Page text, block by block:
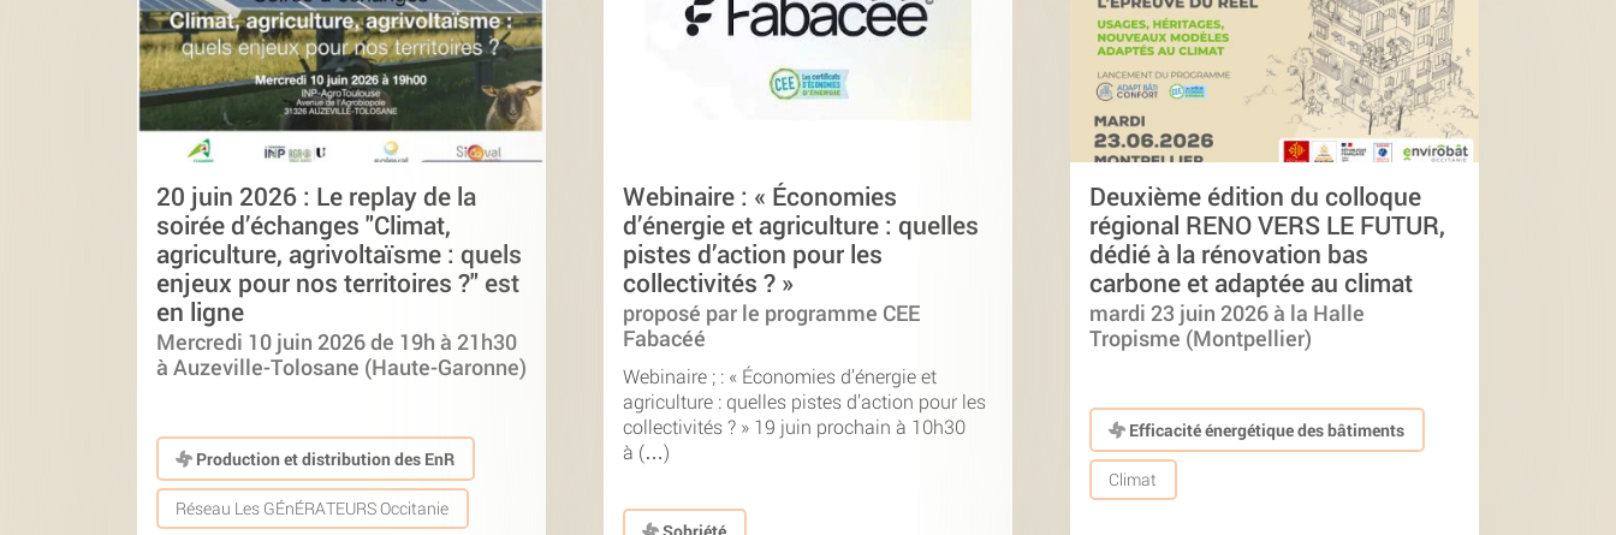
20 juin 2026 : Le replay de la
soirée d’échanges "Climat,
agriculture, agrivoltaïsme : quels
enjeux pour nos territoires ?" est
en ligne
Mercredi 10 juin 2026 de 19h à 21h30
à Auzeville-Tolosane (Haute-Garonne)
Production et distribution des EnR
Réseau Les GÉnÉRATEURS Occitanie
Webinaire : « Économies
d’énergie et agriculture : quelles
pistes d’action pour les
collectivités ? »
proposé par le programme CEE
Fabacéé
Webinaire ; : « Économies d’énergie et
agriculture : quelles pistes d’action pour les
collectivités ? » 19 juin prochain à 10h30
à (…)
Deuxième édition du colloque
régional RENO VERS LE FUTUR,
dédié à la rénovation bas
carbone et adaptée au climat
mardi 23 juin 2026 à la Halle
Tropisme (Montpellier)
Efficacité énergétique des bâtiments
Climat